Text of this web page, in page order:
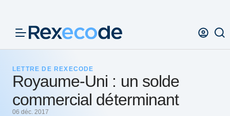
LETTRE DE REXECODE
Royaume-Uni : un solde
commercial déterminant
06 déc. 2017